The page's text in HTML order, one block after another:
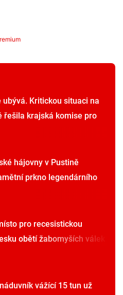
ubývá. Kritickou situaci na
řešila krajská komise pro
hájovny v Pustině
prkno legendárního
pro recesistickou
obětí žabomyších válek
vážící 15 tun už